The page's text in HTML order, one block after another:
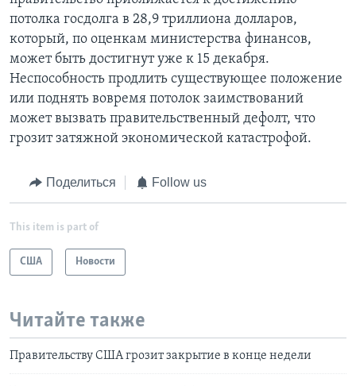
потолка госдолга в 28,9 триллиона долларов,
который, по оценкам министерства финансов,
может быть достигнут уже к 15 декабря.
Неспособность продлить существующее положение
или поднять вовремя потолок заимствований
может вызвать правительственный дефолт, что
грозит затяжной экономической катастрофой.
Поделиться Follow us
This item is part of
США Новости
Читайте также
Правительству США грозит закрытие в конце недели